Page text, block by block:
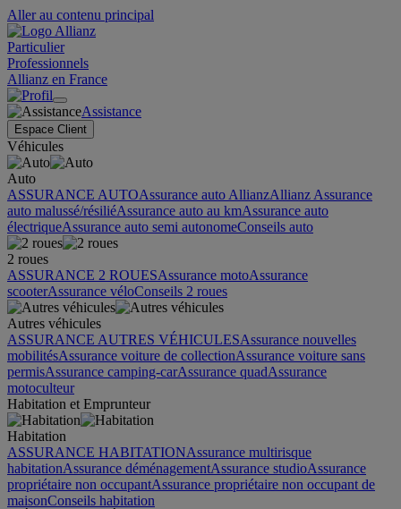
Aller au contenu principal
Particulier
Professionnels
Allianz en France
Assistance
Espace Client
Véhicules
Auto
ASSURANCE AUTOAssurance auto AllianzAllianz Assurance
auto malussé/résiliéAssurance auto au kmAssurance auto
électriqueAssurance auto semi autonomeConseils auto
2 roues
ASSURANCE 2 ROUESAssurance motoAssurance
scooterAssurance véloConseils 2 roues
Autres véhicules
ASSURANCE AUTRES VÉHICULESAssurance nouvelles
mobilitésAssurance voiture de collectionAssurance voiture sans
permisAssurance camping-carAssurance quadAssurance
motoculteur
Habitation et Emprunteur
Habitation
ASSURANCE HABITATIONAssurance multirisque
habitationAssurance déménagementAssurance studioAssurance
propriétaire non occupantAssurance propriétaire non occupant de
maisonConseils habitation